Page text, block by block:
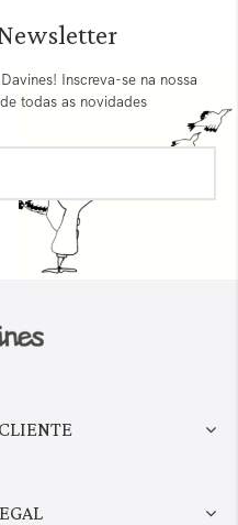
Inscreva-se na nossa
todas as novidades